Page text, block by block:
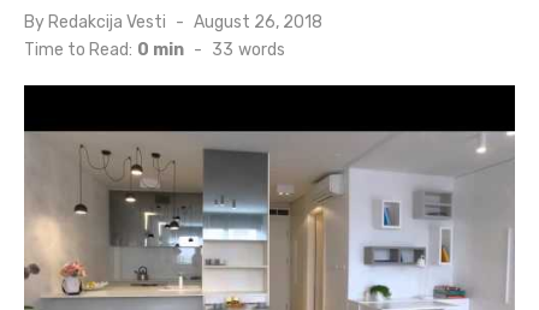
By Redakcija Vesti
Posted
August 26, 2018
Time to Read: 0 min - 33 words